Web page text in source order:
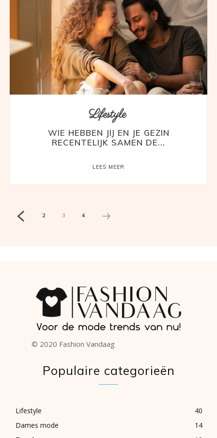
Lifestyle
WIE HEBBEN JIJ EN JE GEZIN
RECENTELIJK SAMEN DE...
LEES MEER
2 3 4
© 2020 Fashion Vandaag
Populaire categorieën
Lifestyle
40
Dames mode
14